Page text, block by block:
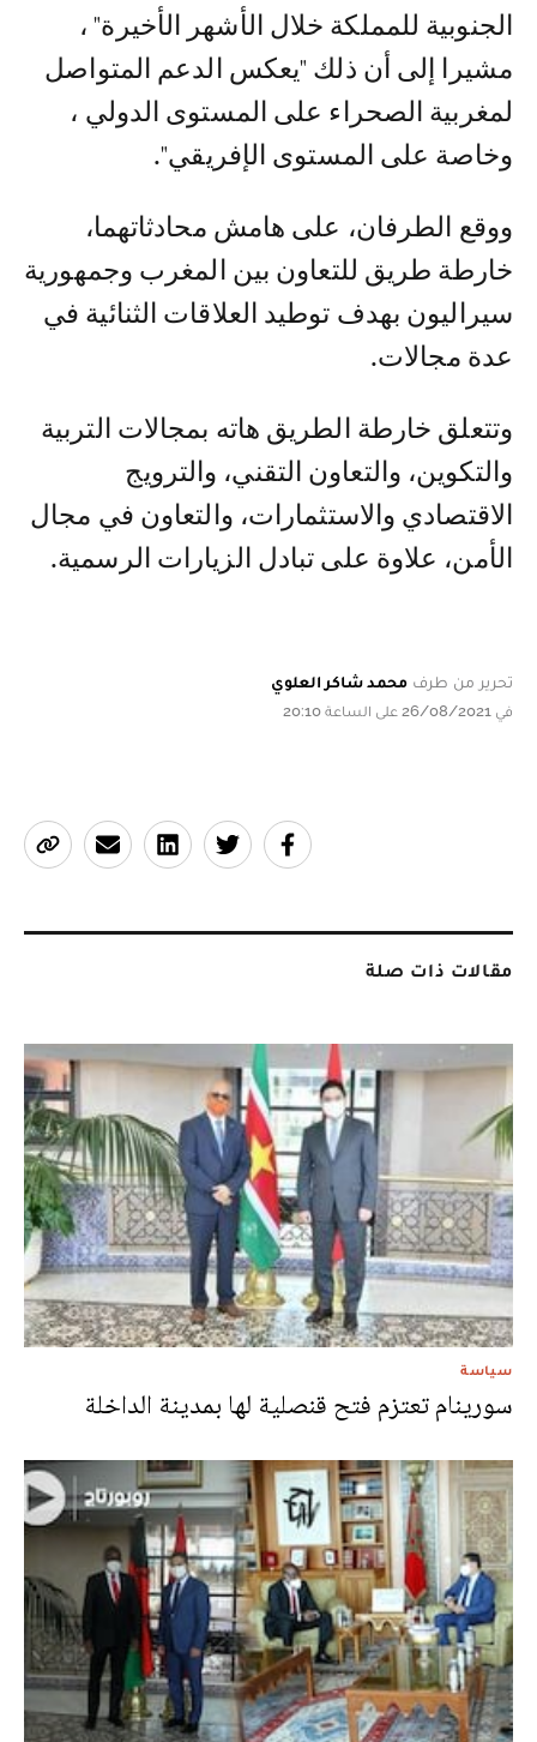
الجنوبية للمملكة خلال الأشهر الأخيرة" ،
مشيرا إلى أن ذلك "يعكس الدعم المتواصل
لمغربية الصحراء على المستوى الدولي ،
وخاصة على المستوى الإفريقي".
ووقع الطرفان، على هامش محادثاتهما،
خارطة طريق للتعاون بين المغرب وجمهورية
سيراليون بهدف توطيد العلاقات الثنائية في
عدة مجالات.
وتتعلق خارطة الطريق هاته بمجالات التربية
والتكوين، والتعاون التقني، والترويج
الاقتصادي والاستثمارات، والتعاون في مجال
الأمن، علاوة على تبادل الزيارات الرسمية.
تحرير من طرف محمد شاكر العلوي
في 26/08/2021 على الساعة 20:10
مقالات ذات صلة
سياسة
سورينام تعتزم فتح قنصلية لها بمدينة الداخلة